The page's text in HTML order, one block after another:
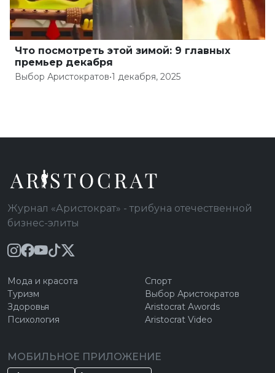
Что посмотреть этой зимой: 9 главных
премьер декабря
Выбор Аристократов•1 декабря, 2025
Журнал «Аристократ» - трибуна отечественной
бизнес-элиты
Мода и красота
Туризм
Здоровья
Психология
Спорт
Выбор Аристократов
Aristocrat Awords
Aristocrat Video
МОБИЛЬНОЕ ПРИЛОЖЕНИЕ